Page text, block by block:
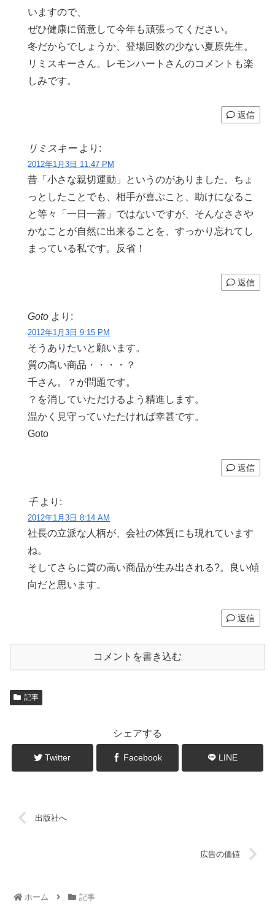
いますので、
ぜひ健康に留意して今年も頑張ってください。
冬だからでしょうか、登場回数の少ない夏原先生。
リミスキーさん。レモンハートさんのコメントも楽
しみです。
返信
リミスキー より:
2012年1月3日 11:47 PM
昔「小さな親切運動」というのがありました。ちょ
っとしたことでも、相手が喜ぶこと、助けになるこ
と等々「一日一善」ではないですが、そんなささや
かなことが自然に出来ることを、すっかり忘れてし
まっている私です。反省！
返信
Goto より:
2012年1月3日 9:15 PM
そうありたいと願います。
質の高い商品・・・・？
千さん。？が問題です。
？を消していただけるよう精進します。
温かく見守っていたたければ幸甚です。
Goto
返信
千 より:
2012年1月3日 8:14 AM
社長の立派な人柄が、会社の体質にも現れています
ね。
そしてさらに質の高い商品が生み出される?。良い傾
向だと思います。
返信
コメントを書き込む
記事
シェアする
Twitter Facebook LINE
出版社へ
広告の価値
ホーム 記事